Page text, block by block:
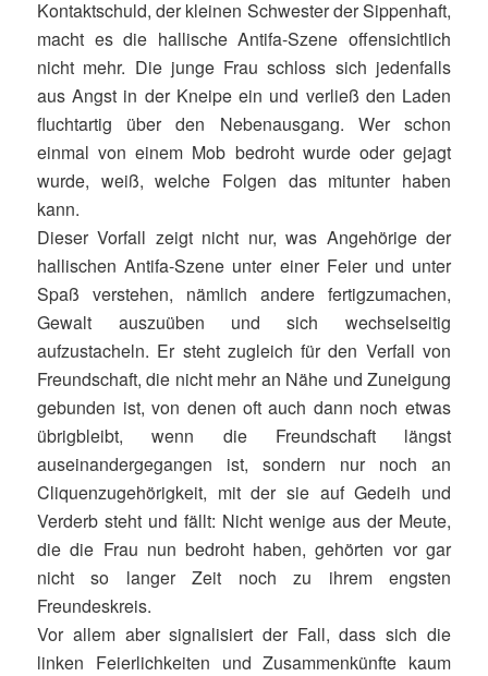
Kontaktschuld, der kleinen Schwester der Sippenhaft,
macht es die hallische Antifa-Szene offensichtlich
nicht mehr. Die junge Frau schloss sich jedenfalls
aus Angst in der Kneipe ein und verließ den Laden
fluchtartig über den Nebenausgang. Wer schon
einmal von einem Mob bedroht wurde oder gejagt
wurde, weiß, welche Folgen das mitunter haben
kann.
Dieser Vorfall zeigt nicht nur, was Angehörige der
hallischen Antifa-Szene unter einer Feier und unter
Spaß verstehen, nämlich andere fertigzumachen,
Gewalt auszuüben und sich wechselseitig
aufzustacheln. Er steht zugleich für den Verfall von
Freundschaft, die nicht mehr an Nähe und Zuneigung
gebunden ist, von denen oft auch dann noch etwas
übrigbleibt, wenn die Freundschaft längst
auseinandergegangen ist, sondern nur noch an
Cliquenzugehörigkeit, mit der sie auf Gedeih und
Verderb steht und fällt: Nicht wenige aus der Meute,
die die Frau nun bedroht haben, gehörten vor gar
nicht so langer Zeit noch zu ihrem engsten
Freundeskreis.
Vor allem aber signalisiert der Fall, dass sich die
linken Feierlichkeiten und Zusammenkünfte kaum